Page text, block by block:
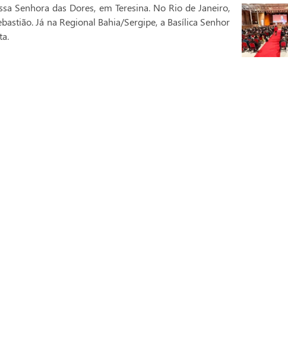
Senhora das Dores, em Teresina. No Rio de Janeiro,
Já na Regional Bahia/Sergipe, a Basílica Senhor